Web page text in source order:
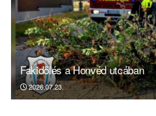
Fakidőlés a Honvéd utcában
2026.07.23.